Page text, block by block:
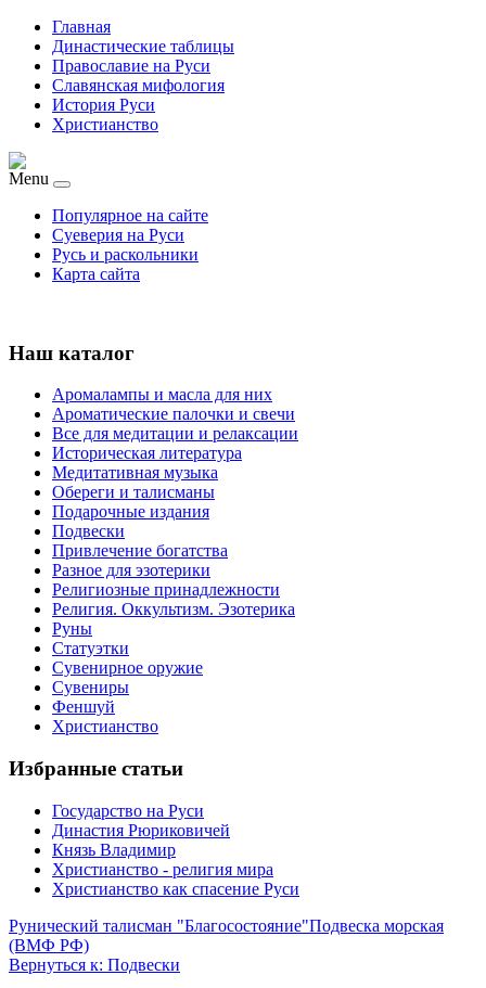
Главная
Династические таблицы
Православие на Руси
Славянская мифология
История Руси
Христианство
Menu
Популярное на сайте
Суеверия на Руси
Русь и раскольники
Карта сайта
Наш каталог
Аромалампы и масла для них
Ароматические палочки и свечи
Все для медитации и релаксации
Историческая литература
Медитативная музыка
Обереги и талисманы
Подарочные издания
Подвески
Привлечение богатства
Разное для эзотерики
Религиозные принадлежности
Религия. Оккультизм. Эзотерика
Руны
Статуэтки
Сувенирное оружие
Сувениры
Феншуй
Христианство
Избранные статьи
Государство на Руси
Династия Рюриковичей
Князь Владимир
Христианство - религия мира
Христианство как спасение Руси
Рунический талисман "Благосостояние"Подвеска морская
(ВМФ РФ)
Вернуться к: Подвески